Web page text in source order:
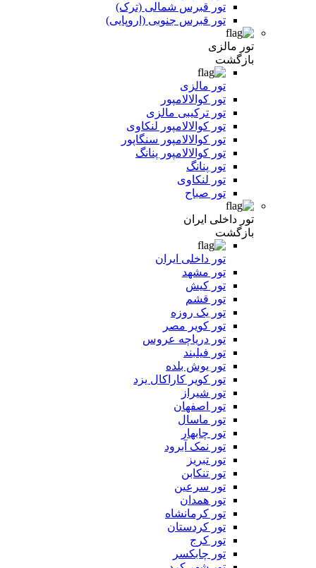
تور قبرس شمالی (ترک)
تور قبرس جنوبی (اروپایی)
تور مالزی
بازگشت
تور مالزی
تور کوالالامپور
تور ترکیبی مالزی
تور کوالالامپور لنکاوی
تور کوالالامپور سنگاپور
تور کوالالامپور پنانگ
تور پنانگ
تور لنکاوی
تور صباح
تور داخلی ایران
بازگشت
تور داخلی ایران
تور مشهد
تور کیش
تور قشم
تور یک روزه
تور کویر مصر
تور دریاچه عروس
تور فیلبند
تور یوش بلده
تور کویر کاراکال یزد
تور شیراز
تور اصفهان
تور ماسال
تور چابهار
تور نمک آبرود
تور تبریز
تور تنکابن
تور سرعین
تور همدان
تور کرمانشاه
تور کردستان
تور کرج
تور چابکسر